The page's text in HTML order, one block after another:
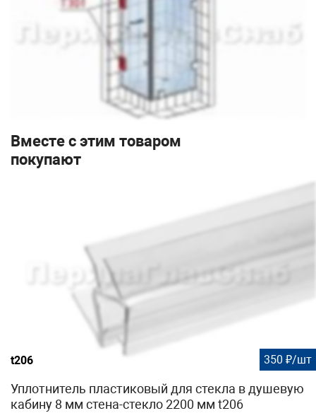
Вместе с этим товаром
покупают
t206 350 ₽/шт
Уплотнитель пластиковый для стекла в душевую
кабину 8 мм стена-стекло 2200 мм t206